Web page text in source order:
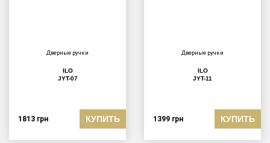
Дверные ручки
ILO
JYT-07
1813 грн КУПИТЬ
Дверные ручки
ILO
JYT-11
1399 грн КУПИТЬ